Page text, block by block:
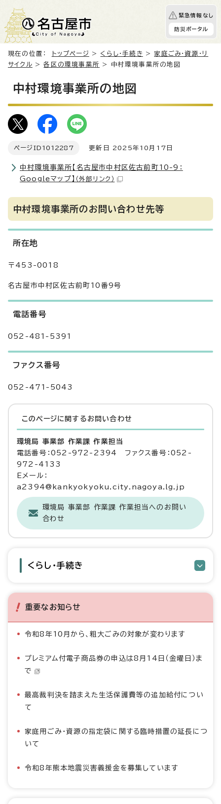
緊急情報なし
防災ポータル
現在の位置： トップページ > くらし・手続き > 家庭ごみ・資源・リ
サイクル >各区の環境事業所 > 中村環境事業所の地図
中村環境事業所の地図
ページID 1012287 更新日 2025年10月17日
中村環境事業所【名古屋市中村区佐古前町10-9：
Googleマップ】 （外部リンク）
中村環境事業所のお問い合わせ先等
所在地
〒453-0018
名古屋市中村区佐古前町10番9号
電話番号
052-481-5391
ファクス番号
052-471-5043
このページに関する お問い合わせ
環境局 事業部 作業課 作業担当
電話番号：052-972-2394 ファクス番号：052-
972-4133
Eメール：
a2394@kankyokyoku.city.nagoya.lg.jp
環境局 事業部 作業課 作業担当へのお問い
合わせ
くらし・手続き
重要なお知らせ
令和8年10月から、粗大ごみの対象が変わります
プレミアム付電子商品券の申込は8月14日（金曜日）ま
で
最高裁判決を踏まえた生活保護費等の追加給付につい
て
家庭用ごみ・資源の指定袋に関する臨時措置の延長につ
いて
令和8年熊本地震災害義援金を募集しています